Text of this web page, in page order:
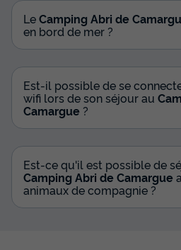
LeCamping Abri de
en bord de mer ?
Est-il possible de se
wifi lors de son séjour au
Camargue ?
Est-ce qu'il est possible de
Camping Abri de Camargue
animaux de compagnie ?